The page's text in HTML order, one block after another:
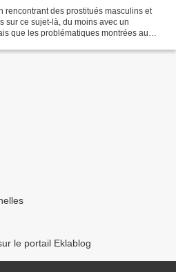
rencontrant des prostitués masculins et
sur ce sujet-là, du moins avec un
que les problématiques montrées au
le portail Eklablog